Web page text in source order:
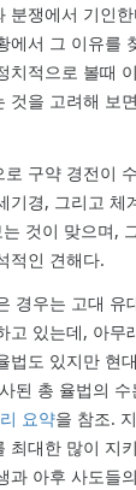
분쟁에서 기인
에서 그 이유를
치적으로 볼때
것을 고려해 보
구약 경전이
기경, 그리고 체
것이 맞으며,
적인 견해다.
경우는 고대 유
고 있는데, 아무
법도 있지만 현
된 총 율법의
요약을 참조.
최대한 많이 지
과 아후 사도들